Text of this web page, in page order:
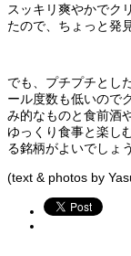
スッキリ爽やかでク
たので、ちょっと発
でも、プチプチとし
ール度数も低いので
み的なものと食前酒
ゆっくり食事と楽し
る銘柄がよいでしょ
(text & photos by